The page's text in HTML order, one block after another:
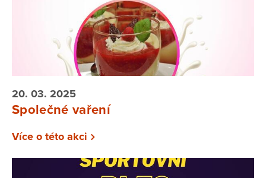
20. 03. 2025
Společné vaření
Více o této akci